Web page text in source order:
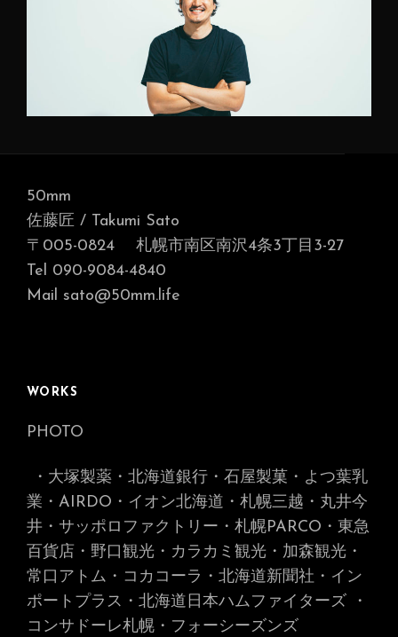
50mm
佐藤匠 / Takumi Sato
〒005-0824 札幌市南区南沢4条3丁目3-27
Tel 090-9084-4840
Mail sato@50mm.life
WORKS
PHOTO
・大塚製薬・北海道銀行・石屋製菓・よつ葉乳
業・AIRDO・イオン北海道・札幌三越・丸井今
井・サッポロファクトリー・札幌PARCO・東急
百貨店・野口観光・カラカミ観光・加森観光・
常口アトム・コカコーラ・北海道新聞社・イン
ポートプラス・北海道日本ハムファイターズ
・
コンサドーレ札幌・フォーシーズンズ